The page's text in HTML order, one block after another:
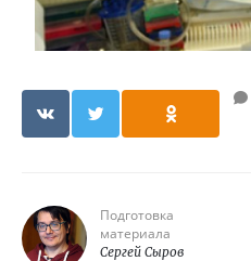
Подготовка
материала
Сергей Сыров